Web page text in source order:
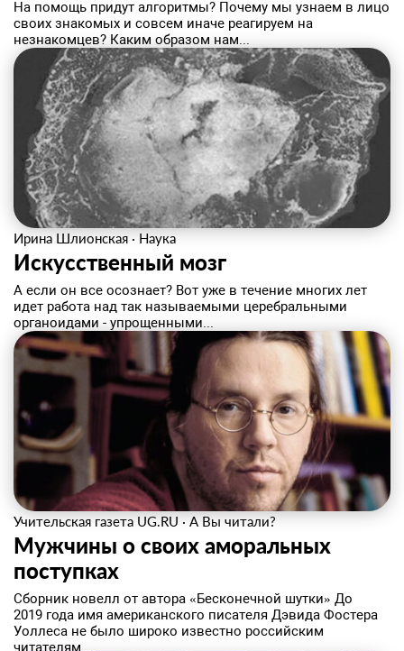
На помощь придут алгоритмы? Почему мы узнаем в лицо
своих знакомых и совсем иначе реагируем на
незнакомцев? Каким образом нам...
Ирина Шлионская · Наука
Искусственный мозг
А если он все осознает? Вот уже в течение многих лет
идет работа над так называемыми церебральными
органоидами - упрощенными...
Учительская газета UG.RU · А Вы читали?
Мужчины о своих аморальных
поступках
Сборник новелл от автора «Бесконечной шутки» До
2019 года имя американского писателя Дэвида Фостера
Уоллеса не было широко известно российским
читателям....